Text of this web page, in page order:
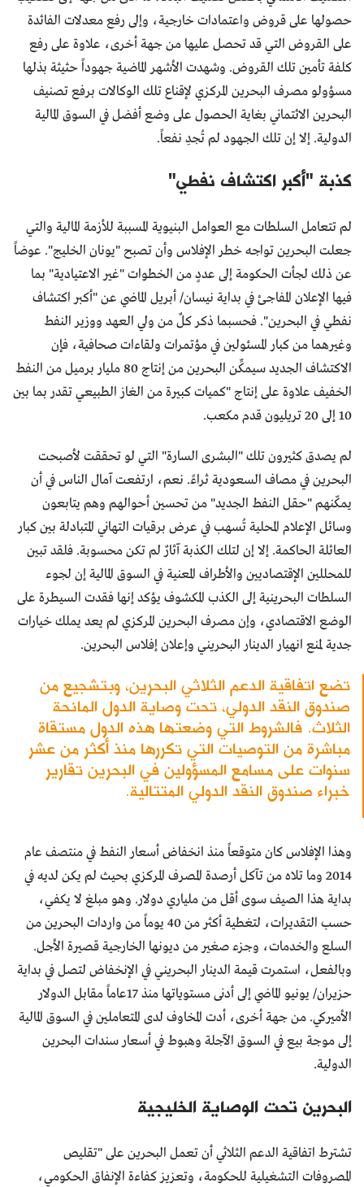
حصولها على قروض واعتمادات خارجية، وإلى رفع معدلات الفائدة
على القروض التي قد تحصل عليها من جهة أخرى، علاوة على رفع
كلفة تأمين تلك القروض. وشهدت الأشهر الماضية جهوداً حثيثة بذلها
مسؤولو مصرف البحرين المركزي لإقناع تلك الوكالات برفع تصنيف
البحرين الائتماني بغاية الحصول على وضع أفضل في السوق المالية
الدولية. إلا إن تلك الجهود لم تُجدِ نفعاً.
كذبة "أكبر اكتشاف نفطي"
لم تتعامل السلطات مع العوامل البنيوية المسببة للأزمة المالية والتي
جعلت البحرين تواجه خطر الإفلاس وأن تصبح "يونان الخليج". عوضاً
عن ذلك لجأت الحكومة إلى عددٍ من الخطوات "غير الاعتيادية" بما
فيها الإعلان المفاجئ في بداية نيسان/ أبريل الماضي عن "أكبر اكتشاف
نفطي في البحرين". فحسبما ذكر كلٌ من ولي العهد ووزير النفط
وغيرهما من كبار المسئولين في مؤتمرات ولقاءات صحافية، فإن
الاكتشاف الجديد سيمكِّن البحرين من إنتاج 80 مليار برميل من النفط
الخفيف علاوة على إنتاج "كميات كبيرة من الغاز الطبيعي تقدر بما بين
10 إلى 20 تريليون قدم مكعب.
لم يصدق كثيرون تلك "البشرى السارة" التي لو تحققت لأصبحت
البحرين في مصاف السعودية ثراءً. نعم، ارتفعت آمال الناس في أن
يمكّنهم "حقل النفط الجديد" من تحسين أحوالهم وهم يتابعون
وسائل الإعلام المحلية تُسهب في عرض برقيات التهاني المتبادلة بين كبار
العائلة الحاكمة. إلا إن لتلك الكذبة آثارٌ لم تكن محسوبة. فلقد تبين
للمحللين الإقتصاديين والأطراف المعنية في السوق المالية إن لجوء
السلطات البحرينية إلى الكذب المكشوف يؤكد إنها فقدت السيطرة على
الوضع الاقتصادي، وإن مصرف البحرين المركزي لم يعد يملك خيارات
جدية لمنع انهيار الدينار البحريني وإعلان إفلاس البحرين.
تضع اتفاقية الدعم الثلاثي البحرين، وبتشجيع من
صندوق النقد الدولي، تحت وصاية الدول المانحة
الثلاث. فالشروط التي وضعتها هذه الدول مستقاة
مباشرة من التوصيات التي تكررها منذ أكثر من عشر
سنوات على مسامع المسؤولين في البحرين تقارير
خبراء صندوق النقد الدولي المتتالية.
وهذا الإفلاس كان متوقعاً منذ انخفاض أسعار النفط في منتصف عام
2014 وما تلاه من تآكل أرصدة المصرف المركزي بحيث لم يكن لديه في
بداية هذا الصيف سوى أقل من ملياري دولار. وهو مبلغ لا يكفي،
حسب التقديرات، لتغطية أكثر من 40 يوماً من واردات البحرين من
السلع والخدمات، وجزء صغير من ديونها الخارجية قصيرة الأجل.
وبالفعل، استمرت قيمة الدينار البحريني في الإنخفاض لتصل في بداية
حزيران/ يونيو الماضي إلى أدنى مستوياتها منذ 17عاماً مقابل الدولار
الأميركي. من جهة أخرى، أدت المخاوف لدى المتعاملين في السوق المالية
إلى موجة بيع في السوق الآجلة وهبوط في أسعار سندات البحرين
الدولية.
البحرين تحت الوصاية الخليجية
تشترط اتفاقية الدعم الثلاثي أن تعمل البحرين على "تقليص
المصروفات التشغيلية للحكومة، وتعزيز كفاءة الإنفاق الحكومي،